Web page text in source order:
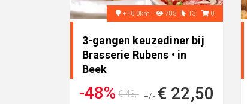
+10.0km 785 13 0
3-gangen keuzediner bij
Brasserie Rubens • in
Beek
-48% +/- € 22,50
€ 43,-